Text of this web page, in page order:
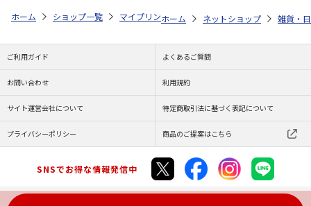
ホーム ショップ一覧 マイプリント カーステッカー【ミヌエット
ホーム ネットショップ 雑貨・
ご利用ガイド よくあるご質問
お問い合わせ 利用規約
サイト運営会社について 特定商取引法に基づく表記について
プライバシーポリシー 商品のご提案はこちら
SNSでお得な情報発信中